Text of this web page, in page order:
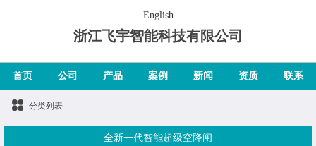
English
浙江飞宇智能科技有限公司
首页 公司 产品 案例 新闻 资质 联系
分类列表
全新一代智能超级空降闸